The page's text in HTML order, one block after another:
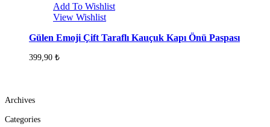
Add To Wishlist
View Wishlist
Gülen Emoji Çift Taraflı Kauçuk Kapı Önü Paspası
399,90 ₺
Archives
Categories